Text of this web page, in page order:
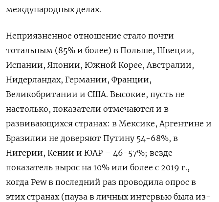
международных делах.
Неприязненное отношение стало почти
тотальным (85% и более) в Польше, Швеции,
Испании, Японии, Южной Корее, Австралии,
Нидерландах, Германии, Франции,
Великобритании и США. Высокие, пусть не
настолько, показатели отмечаются и в
развивающихся странах: в Мексике, Аргентине и
Бразилии не доверяют Путину 54-68%, в
Нигерии, Кении и ЮАР – 46-57%; везде
показатель вырос на 10% или более с 2019 г.,
когда Pew в последний раз проводила опрос в
этих странах (пауза в личных интервью была из-